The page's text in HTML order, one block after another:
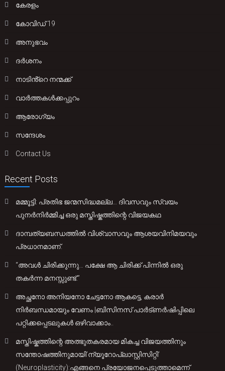
കേരളം
കോവിഡ് 19
അനുഭവം
ദർശനം
നാടിൻ്റെ നന്മക്ക്
വാർത്തകൾക്കപ്പുറം
ആരോഗ്യം
സന്ദേശം
Contact Us
Recent Posts
മമ്മൂട്ടി: പ്രതിഭ ജന്മസിദ്ധമല്ല… ദിവസവും സ്വയം
പുനർനിർമ്മിച്ച ഒരു മസ്തിഷ്കത്തിന്റെ വിജയകഥ
ദാമ്പത്യബന്ധത്തിൽ വിശ്വാസവും ആശയവിനിമയവും
പ്രധാനമാണ്.
“അവൾ ചിരിക്കുന്നു… പക്ഷേ ആ ചിരിക്ക് പിന്നിൽ ഒരു
തകർന്ന മനസ്സുണ്ട്.”
അച്ഛനോ അനിയനോ ചേട്ടനോ ആകട്ടെ, കരാർ
നിർബന്ധമായും വേണം |ബിസിനസ് പാർട്ണർഷിപ്പിലെ
പറ്റിക്കപ്പെടലുകൾ ഒഴിവാക്കാം..
മസ്തിഷ്കത്തിന്റെ അത്ഭുതകരമായ മികച്ച വിജയത്തിനും
സന്തോഷത്തിനുമായി’ന്യൂറോപ്ലാസ്റ്റിസിറ്റി’
(Neuroplasticity):എങ്ങനെ പ്രയോജനപ്പെടുത്താമെന്ന്